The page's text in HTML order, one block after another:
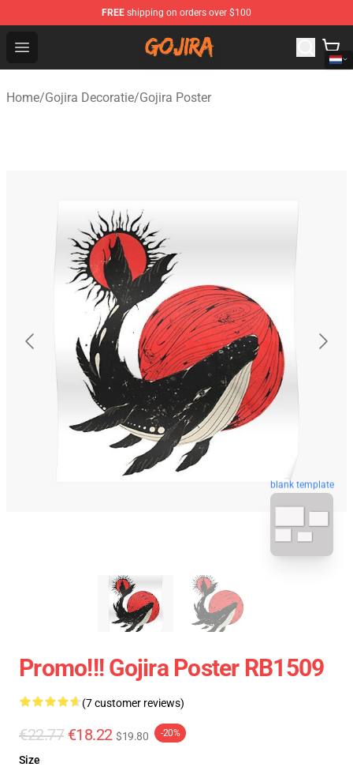
FREE shipping on orders over $100
Open menu
Gojira Shop - Official Gojira Merchandise Store
Home/Gojira Decoratie/Gojira Poster
blank template
Promo!!! Gojira Poster RB1509
(7 customer reviews)
€22.77 €18.22 $19.80 -20%
Size